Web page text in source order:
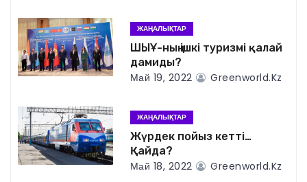
и
я
п
о
з
а
ЖАҢАЛЫҚТАР
ШЫҰ-ның ішкі туризмі қалай
дамиды?
Май 19, 2022 Greenworld.kz
ЖАҢАЛЫҚТАР
Жүрдек пойыз кетті…
Қайда?
Май 18, 2022 Greenworld.kz